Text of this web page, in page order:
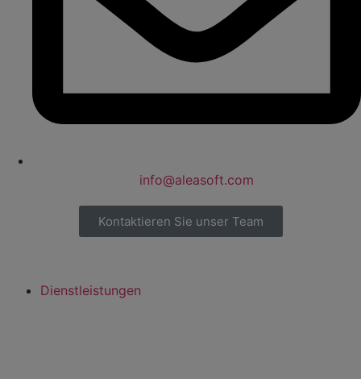
info@aleasoft.com
Kontaktieren Sie unser Team
Dienstleistungen